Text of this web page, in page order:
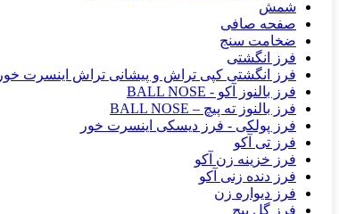
شمش
صفحه صافی
ضخامت سنج
فرز انگشتی
فرز انگشتی کپی تراش و پیشانی تراش اینسرت خور
فرز بالنوز آکو - BALL NOSE
فرز بالنوز ته پیچ – BALL NOSE
فرز پولکی - فرز دیسکی اینسرت خور
فرز تی آکو
فرز خزینه زن آکو
فرز دنده زنی آکو
فرز دیواره زن
فرز گل پیچ